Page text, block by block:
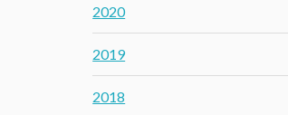
2020
2019
2018